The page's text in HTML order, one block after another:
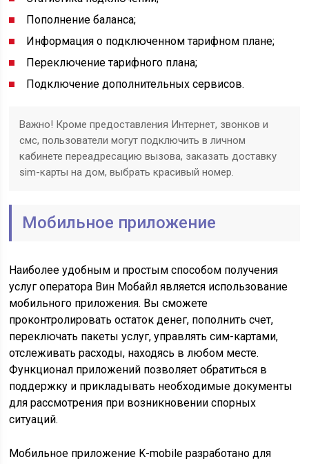
Пополнение баланса;
Информация о подключенном тарифном плане;
Переключение тарифного плана;
Подключение дополнительных сервисов.
Важно! Кроме предоставления Интернет, звонков и
смс, пользователи могут подключить в личном
кабинете переадресацию вызова, заказать доставку
sim-карты на дом, выбрать красивый номер.
Мобильное приложение
Наиболее удобным и простым способом получения
услуг оператора Вин Мобайл является использование
мобильного приложения. Вы сможете
проконтролировать остаток денег, пополнить счет,
переключать пакеты услуг, управлять сим-картами,
отслеживать расходы, находясь в любом месте.
Функционал приложений позволяет обратиться в
поддержку и прикладывать необходимые документы
для рассмотрения при возникновении спорных
ситуаций.
Мобильное приложение K-mobile разработано для